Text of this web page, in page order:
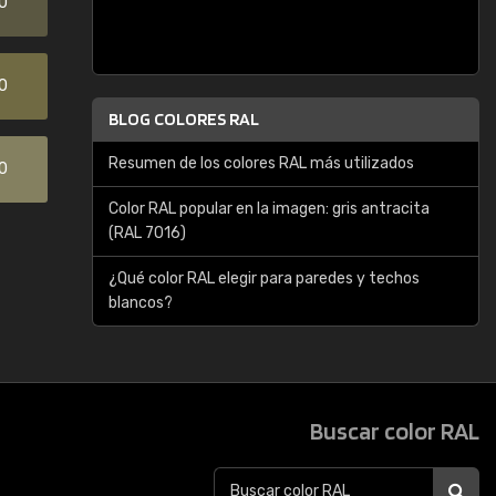
BLOG COLORES RAL
Resumen de los colores RAL más utilizados
Color RAL popular en la imagen: gris antracita
(RAL 7016)
¿Qué color RAL elegir para paredes y techos
blancos?
Buscar color RAL